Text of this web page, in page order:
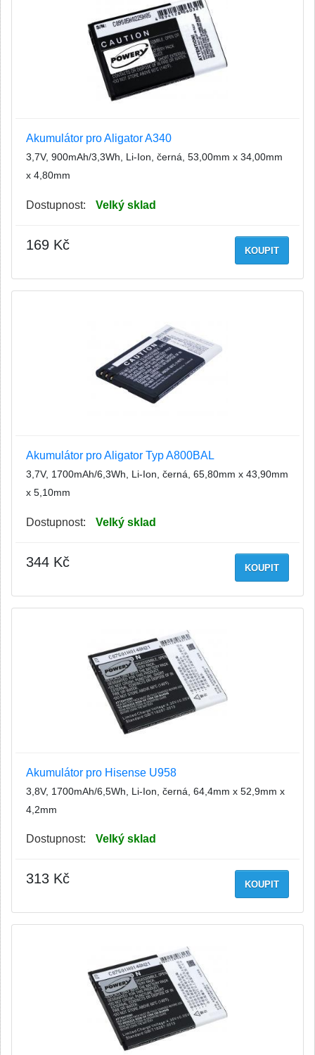
Akumulátor pro Aligator A340
3,7V, 900mAh/3,3Wh, Li-Ion, černá, 53,00mm x 34,00mm
x 4,80mm
Dostupnost: Velký sklad
KOUPIT
169 Kč
Akumulátor pro Aligator Typ A800BAL
3,7V, 1700mAh/6,3Wh, Li-Ion, černá, 65,80mm x 43,90mm
x 5,10mm
Dostupnost: Velký sklad
KOUPIT
344 Kč
Akumulátor pro Hisense U958
3,8V, 1700mAh/6,5Wh, Li-Ion, černá, 64,4mm x 52,9mm x
4,2mm
Dostupnost: Velký sklad
KOUPIT
313 Kč